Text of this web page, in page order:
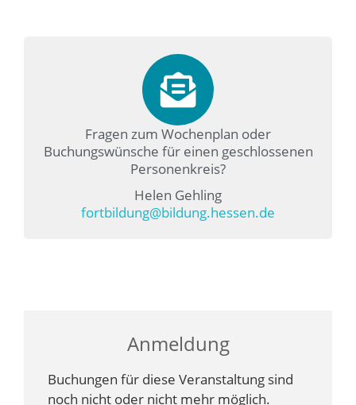
Fragen zum Wochenplan oder
Buchungswünsche für einen geschlossenen
Personenkreis?
Helen Gehling
fortbildung@bildung.hessen.de
Anmeldung
Buchungen für diese Veranstaltung sind
noch nicht oder nicht mehr möglich.